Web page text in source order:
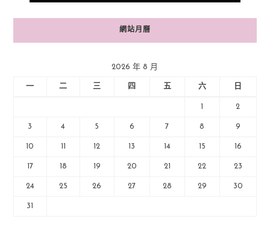
網站月曆
2026 年 8 月
一 二 三 四 五 六 日
2
3 4 5 6 7 8 9
10 12 13 14 15 16
17 18 19 20 21 22 23
24 25 26 27 28 29 30
31